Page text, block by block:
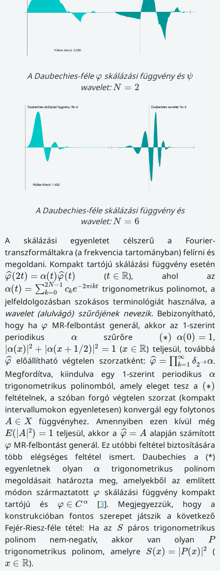
A Daubechies-féle φ
φ skálázási függvény ésψ
ψ
wavelet:N = 2
N=2
A Daubechies-féle skálázási függvény és
wavelet:N = 6
N=6
A skálázási egyenletet célszerű a Fourier-
transzformáltakra (a frekvencia tartományban) felírni és
megoldani. Kompakt tartójú skálázási függvény esetén
ˆ
φ(2t) = α(t) ˆ
φ(t)
φ^(2t)=α(t)φ^(t) (t ∈ R
t ∈R ), ahol az
α(t) = ∑2N−1
k=0 cke−2πikt
α(t)=∑k=02N−1c e−2π ik t
trigonometrikus polinomot, a
jelfeldolgozásban szokásos terminológiát használva, a
wavelet (alulvágó) szűrőjének nevezik. Bebizonyítható,
hogy ha φ
φ MR-felbontást generál, akkor az 1-szerint
periodikusα
α szűrőre (∗) α(0) = 1
(∗) α(0)=1
,
α(x) 2 + α(x + 1/2) |2 = 1
|α(x)|2+| α( 1/2)|2= 1 (x ∈ R
x ∈R ) teljesül, továbbá
ˆ
φ
φ^
előállítható végtelen szorzatként: ˆ
φ = ∏∞
k=1 δ2−k α
φ^=∏k=1∞δ2−k.
Megfordítva, kiindulva egy 1-szerint periodikus
α
α
trigonometrikus polinomból, amely eleget tesz a (∗)
(∗)
feltételnek, a szóban forgó végtelen szorzat (kompakt
intervallumokon egyenletesen) konvergál egy folytonos
A ∈ X
A∈X függvényhez. Amennyiben ezen kívül még
E(|A|2) = 1
E(|A|2 =1 teljesül, akkor a ˆ
φ = A
φ^=A alapján számított
φ
φ MR-felbontást generál. Ez utóbbi feltétel biztosítására
több elégséges feltétel ismert. Daubechies a (*)
egyenletnek olyan
α
α trigonometrikus polinom
megoldásait határozta meg, amelyekből az említett
módon származtatott φ
φ skálázási függvény kompakt
tartójú és
φ ∈ Cα
φ∈Cα [3]. Megjegyezzük, hogy a
konstrukcióban fontos szerepet játszik a következő
Fejér-Riesz-féle tétel: Ha az
S
Spáros trigonometrikus
polinom nem-negatív, akkor van olyan
P
P
trigonometrikus polinom, amelyre S(x) = P(x) 2
S(x)= P(x)| 2 (
x ∈ R
x ∈R ).